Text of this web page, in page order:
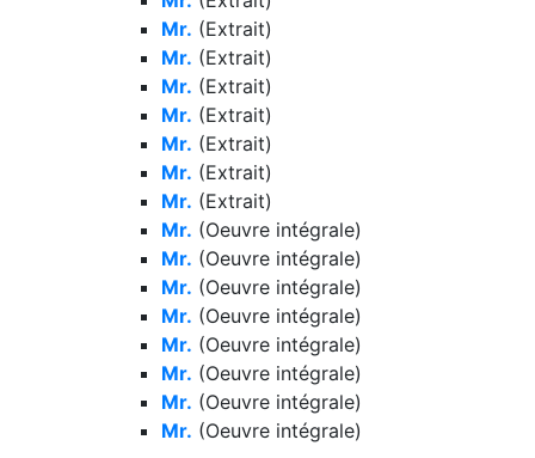
Mr. (Extrait)
Mr. (Extrait)
Mr. (Extrait)
Mr. (Extrait)
Mr. (Extrait)
Mr. (Extrait)
Mr. (Extrait)
Mr. (Oeuvre intégrale)
Mr. (Oeuvre intégrale)
Mr. (Oeuvre intégrale)
Mr. (Oeuvre intégrale)
Mr. (Oeuvre intégrale)
Mr. (Oeuvre intégrale)
Mr. (Oeuvre intégrale)
Mr. (Oeuvre intégrale)